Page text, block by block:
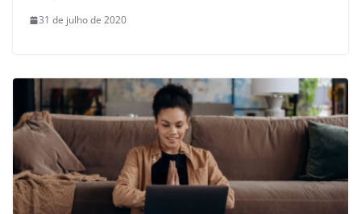
31 de julho de 2020